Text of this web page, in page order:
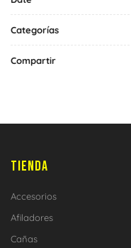
Categorías
Compartir
TIENDA
Accesorios
Afiladores
Cañas